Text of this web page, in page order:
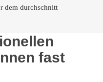
dem durchschnitt
fast